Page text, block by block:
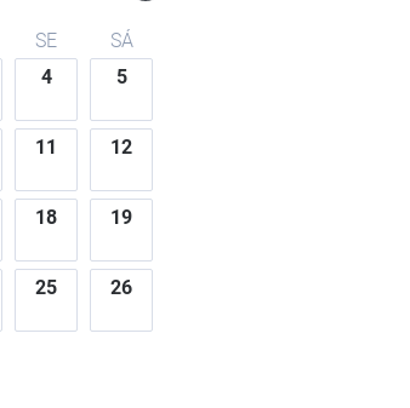
SE
SÁ
4 5
11 12
18 19
25 26